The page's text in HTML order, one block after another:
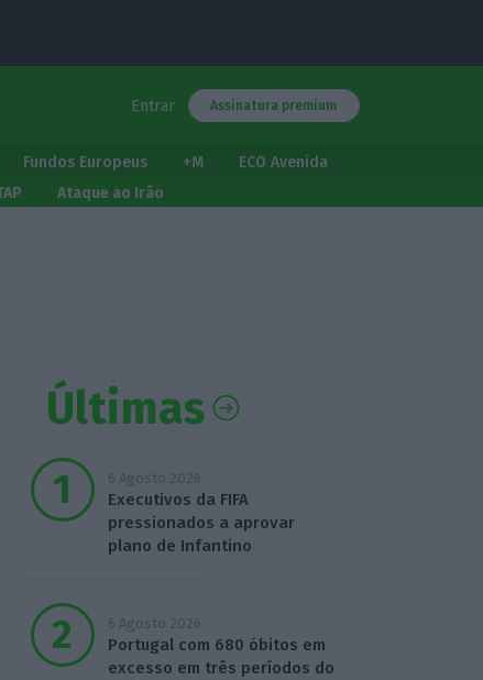
Entrar Assinatura premium
Fundos Europeus +M
ECO Avenida
Ataque ao Irão
Últimas
6 Agosto 2026
Executivos da FIFA
pressionados a aprovar
plano de Infantino
6 Agosto 2026
Portugal com 680 óbitos em
excesso em três períodos do